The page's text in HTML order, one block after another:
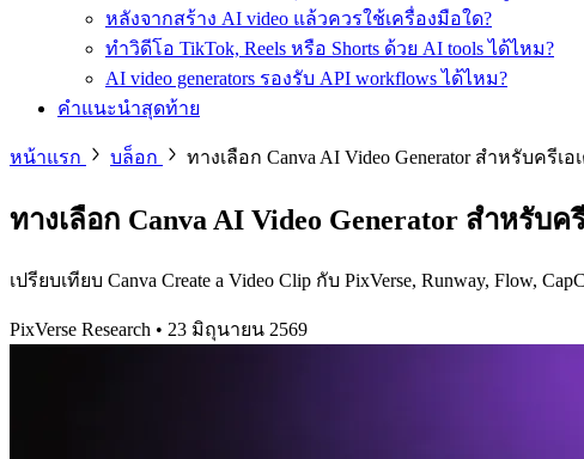
หลังจากสร้าง AI video แล้วควรใช้เครื่องมือใด?
ทำวิดีโอ TikTok, Reels หรือ Shorts ด้วย AI tools ได้ไหม?
AI video generators รองรับ API workflows ได้ไหม?
คำแนะนำสุดท้าย
หน้าแรก บล็อก ทางเลือก Canva AI Video Generator สำหรับครีเ
ทางเลือก Canva AI Video Generator สำหรับค
เปรียบเทียบ Canva Create a Video Clip กับ PixVerse, Runway,
PixVerse Research • 23 มิถุนายน 2569